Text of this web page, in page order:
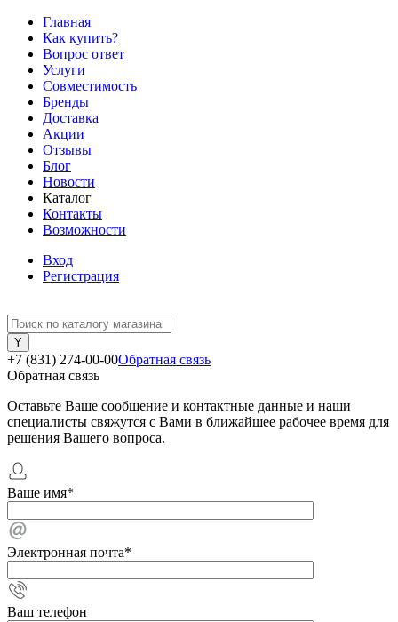
Главная
Как купить?
Вопрос ответ
Услуги
Совместимость
Бренды
Доставка
Акции
Отзывы
Блог
Новости
Каталог
Контакты
Возможности
Вход
Регистрация
+7 (831) 274-00-00Обратная связь
Обратная связь
Оставьте Ваше сообщение и контактные данные и наши
специалисты свяжутся с Вами в ближайшее рабочее время для
решения Вашего вопроса.
Ваше имя*
Электронная почта*
Ваш телефон